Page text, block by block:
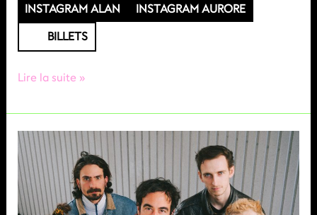
INSTAGRAM ALAN
INSTAGRAM AURORE
BILLETS
Aurore
Maybe
Alan
Lire la suite »